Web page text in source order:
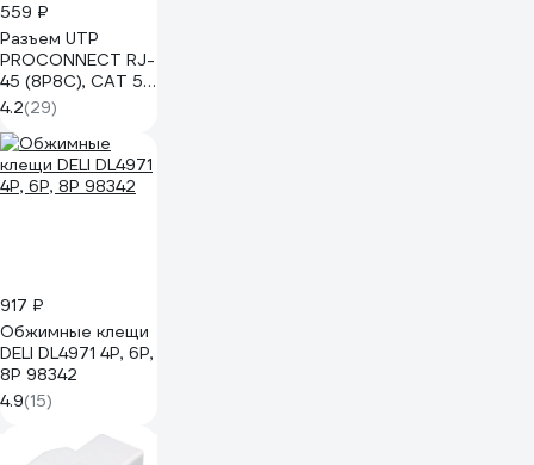
559 ₽
Разъем UTP
PROCONNECT RJ-
45 (8P8C), CAT 5e
100 шт 05-1021-3
4.2(29)
917 ₽
Обжимные клещи
DELI DL4971 4P, 6P,
8P 98342
4.9(15)